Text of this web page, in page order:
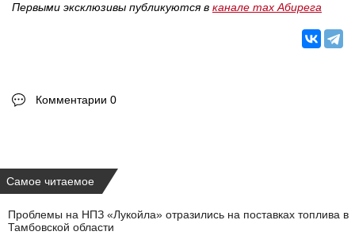
Первыми эксклюзивы публикуются в канале max Абирега
Комментарии 0
Самое читаемое
Проблемы на НПЗ «Лукойла» отразились на поставках топлива в
Тамбовской области